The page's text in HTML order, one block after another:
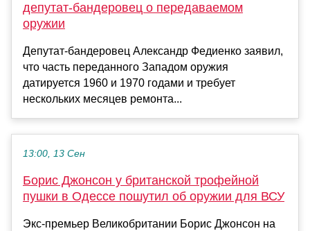
депутат-бандеровец о передаваемом
оружии
Депутат-бандеровец Александр Федиенко заявил,
что часть переданного Западом оружия
датируется 1960 и 1970 годами и требует
нескольких месяцев ремонта...
13:00, 13 Сен
Борис Джонсон у британской трофейной
пушки в Одессе пошутил об оружии для ВСУ
Экс-премьер Великобритании Борис Джонсон на